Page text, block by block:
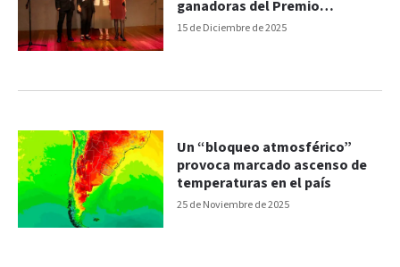
15 de Diciembre de 2025
ganadoras del Premio
Conciencia por su programa
25 de Noviembre de 2025
Un “bloqueo atmosférico”
provoca marcado ascenso de
temperaturas en el país